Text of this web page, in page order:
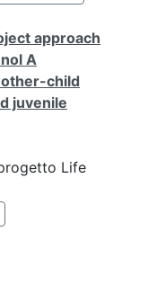
approach
A
child
juvenile
Life